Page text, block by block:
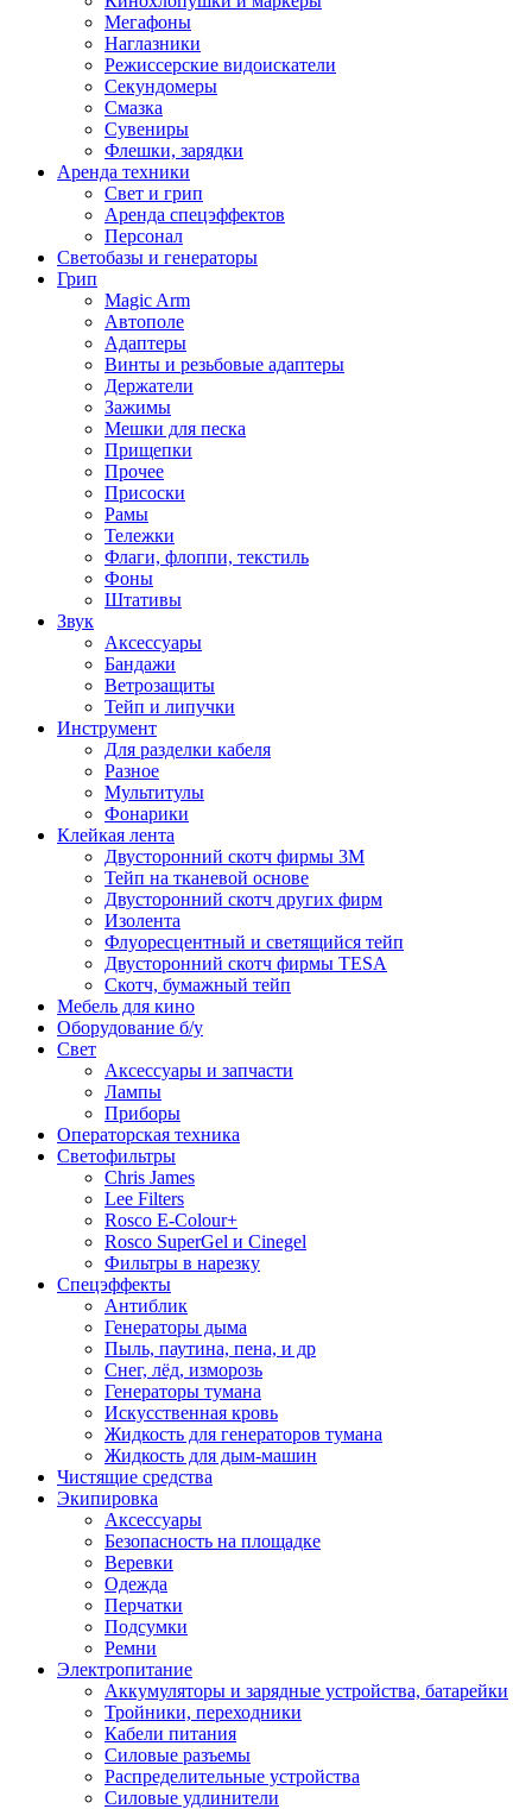
Мегафоны
Наглазники
Режиссерские видоискатели
Секундомеры
Смазка
Сувениры
Флешки, зарядки
Аренда техники
Свет и грип
Аренда спецэффектов
Персонал
Светобазы и генераторы
Грип
Magic Arm
Автополе
Адаптеры
Винты и резьбовые адаптеры
Держатели
Зажимы
Мешки для песка
Прищепки
Прочее
Присоски
Рамы
Тележки
Флаги, флоппи, текстиль
Фоны
Штативы
Звук
Аксессуары
Бандажи
Ветрозащиты
Тейп и липучки
Инструмент
Для разделки кабеля
Разное
Мультитулы
Фонарики
Клейкая лента
Двусторонний скотч фирмы 3M
Тейп на тканевой основе
Двусторонний скотч других фирм
Изолента
Флуоресцентный и светящийся тейп
Двусторонний скотч фирмы TESA
Скотч, бумажный тейп
Мебель для кино
Оборудование б/у
Свет
Аксессуары и запчасти
Лампы
Приборы
Операторская техника
Светофильтры
Chris James
Lee Filters
Rosco E-Colour+
Rosco SuperGel и Cinegel
Фильтры в нарезку
Спецэффекты
Антиблик
Генераторы дыма
Пыль, паутина, пена, и др
Снег, лёд, изморозь
Генераторы тумана
Искусственная кровь
Жидкость для генераторов тумана
Жидкость для дым-машин
Чистящие средства
Экипировка
Аксессуары
Безопасность на площадке
Веревки
Одежда
Перчатки
Подсумки
Ремни
Электропитание
Аккумуляторы и зарядные устройства, батарейки
Тройники, переходники
Кабели питания
Силовые разъемы
Распределительные устройства
Силовые удлинители